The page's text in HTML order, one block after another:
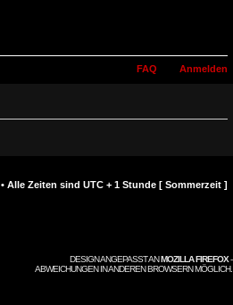
FAQ Anmelden
• Alle Zeiten sind UTC + 1 Stunde [ Sommerzeit ]
DESIGN ANGEPASST ANMOZILLA FIREFOX-
ABWEICHUNGEN IN ANDEREN BROWSERN MÖGLICH.